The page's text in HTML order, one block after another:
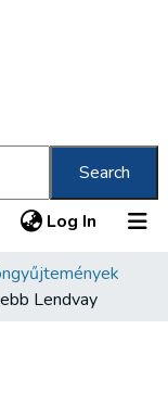
Search
Log In (current)
Lendvay